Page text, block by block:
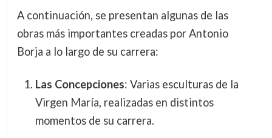
A continuación, se presentan algunas de las
obras más importantes creadas por Antonio
Borja a lo largo de su carrera:
Las Concepciones: Varias esculturas de la
Virgen María, realizadas en distintos
momentos de su carrera.